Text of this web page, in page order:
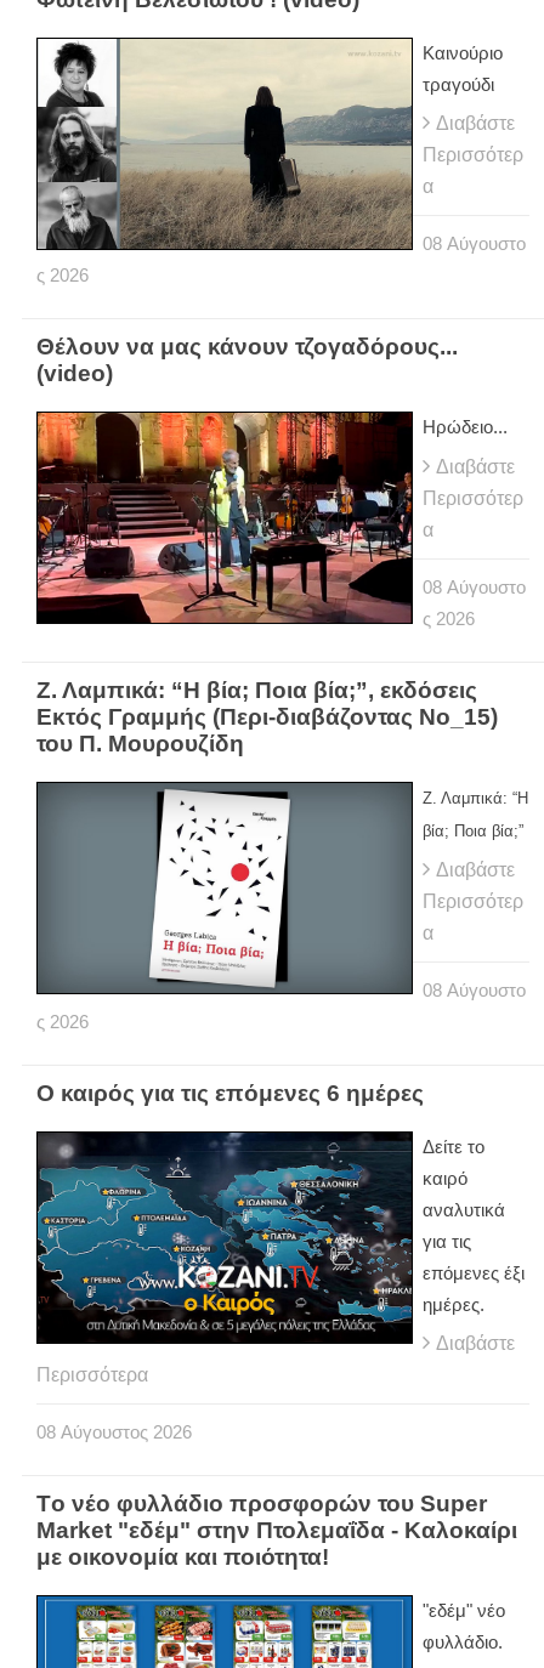
Καινούριο
τραγούδι
Διαβάστε
Περισσότερ
α
08 Αύγουστο
ς 2026
Θέλουν να μας κάνουν τζογαδόρους...
(video)
Ηρώδειο...
Διαβάστε
Περισσότερ
α
08 Αύγουστο
ς 2026
Ζ. Λαμπικά: “Η βία; Ποια βία;”, εκδόσεις
Εκτός Γραμμής (Περι-διαβάζοντας Νο_15)
του Π. Μουρουζίδη
Ζ. Λαμπικά: “Η
βία; Ποια βία;”
Διαβάστε
Περισσότερ
α
08 Αύγουστο
ς 2026
Ο καιρός για τις επόμενες 6 ημέρες
Δείτε το
καιρό
αναλυτικά
για τις
επόμενες έξι
ημέρες.
Διαβάστε
Περισσότερα
08 Αύγουστος 2026
Tο νέο φυλλάδιο προσφορών του Super
Market "εδέμ" στην Πτολεμαΐδα - Καλοκαίρι
με οικονομία και ποιότητα!
"εδέμ" νέο
φυλλάδιο.